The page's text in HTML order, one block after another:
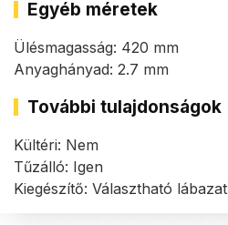
Egyéb méretek
Ülésmagasság: 420 mm
Anyaghányad: 2.7 mm
További tulajdonságok
Kültéri: Nem
Tűzálló: Igen
Kiegészítő: Választható lábazat